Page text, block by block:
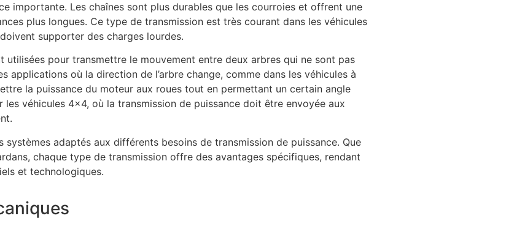
importante. Les chaînes sont plus durables que les courroies et offrent une
plus longues. Ce type de transmission est très courant dans les véhicules
supporter des charges lourdes.
utilisées pour transmettre le mouvement entre deux arbres qui ne sont pas
où la direction de l’arbre change, comme dans les véhicules à
la puissance du moteur aux roues tout en permettant un certain angle
véhicules 4×4, où la transmission de puissance doit être envoyée aux
systèmes adaptés aux différents besoins de transmission de puissance. Que
chaque type de transmission offre des avantages spécifiques, rendant
et technologiques.